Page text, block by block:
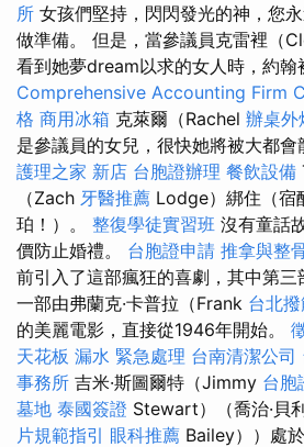
所 女孩們堅持，閃閃發光的神，您
做準備。 但是，當參議員克雷裡（
看到她夢dream以求的女人時，約翰
Comprehensive Accounting Firm
格 商用冰箱 克萊爾（Rachel 辦桌外
是參議員的女兒，很快她將被大都
護理之家 新店 台胞證辦理 餐飲設備
（Zach 牙醫推薦 Lodge）綁住（宿
珀！）。 整復學徒實習班 沒有童話
價防止婚禮。 台胞證申請 推拿與整
前引入了這部瘋狂的喜劇，其中第三
一部由弗蘭克·卡普拉（Frank 台北
的美麗電影，直接從1946年開始。
天花板 漏水 緊急處理 台南清潔公司
事務所 吉米·斯圖爾特（Jimmy 台胞
墓地 泰國簽證 Stewart）（喬治·貝
片規範指引 眼科推薦 Bailey））處